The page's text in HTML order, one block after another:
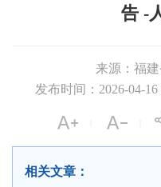
告 -
来源：福
发布时间：2026-04-16
相关文章：